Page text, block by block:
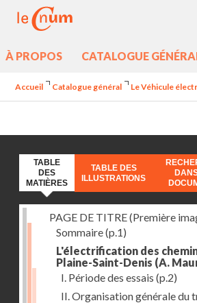
À PROPOS CATALOGUE
Accueil Catalogue général Le Véhicule
TABLE
DES
MATIÈRES
TABLE DES
ILLUSTRATIONS
PAGE DE TITRE (Première
Sommaire(p.1)
L'électrification des
Plaine-Saint-Denis (A.
I. Période des essais (p.2)
II. Organisation générale du